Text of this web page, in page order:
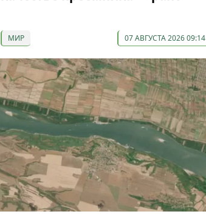
МИР 07 АВГУСТА 2026 09:14